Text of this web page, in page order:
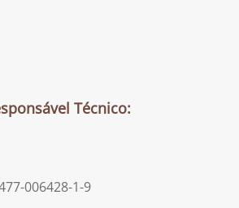
Técnico:
006428-1-9